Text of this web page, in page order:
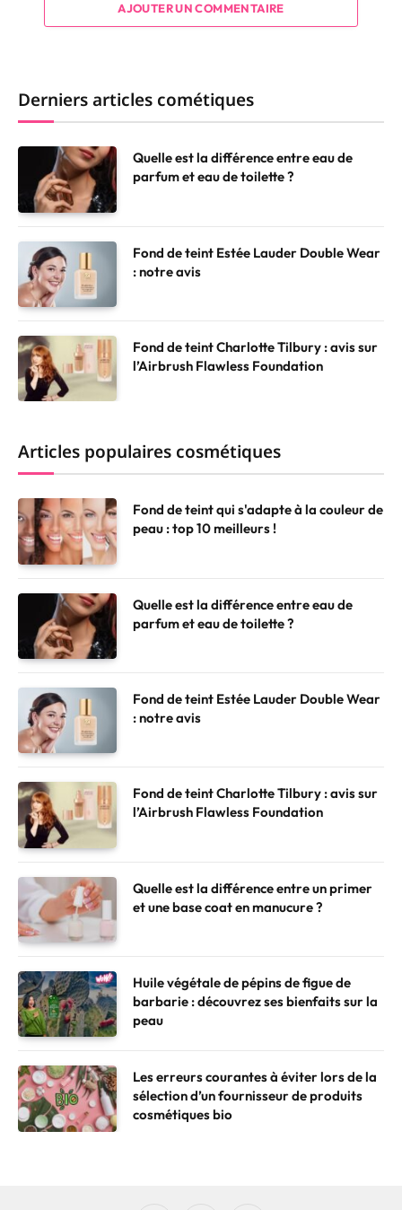
AJOUTER UN COMMENTAIRE
Derniers articles cométiques
Quelle est la différence entre eau de
parfum et eau de toilette ?
Fond de teint Estée Lauder Double Wear
: notre avis
Fond de teint Charlotte Tilbury : avis sur
l’Airbrush Flawless Foundation
Articles populaires cosmétiques
Fond de teint qui s'adapte à la couleur de
peau : top 10 meilleurs !
Quelle est la différence entre eau de
parfum et eau de toilette ?
Fond de teint Estée Lauder Double Wear
: notre avis
Fond de teint Charlotte Tilbury : avis sur
l’Airbrush Flawless Foundation
Quelle est la différence entre un primer
et une base coat en manucure ?
Huile végétale de pépins de figue de
barbarie : découvrez ses bienfaits sur la
peau
Les erreurs courantes à éviter lors de la
sélection d’un fournisseur de produits
cosmétiques bio